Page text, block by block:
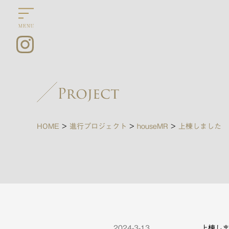
HOME > 進行プロジェクト > houseMR > 上棟しました